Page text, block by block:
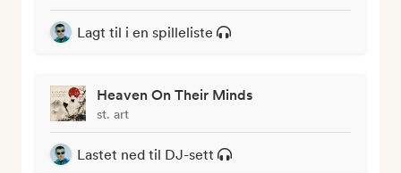
Lagt til i en spilleliste
Heaven On Their Minds
st. art
Lastet ned til DJ-sett